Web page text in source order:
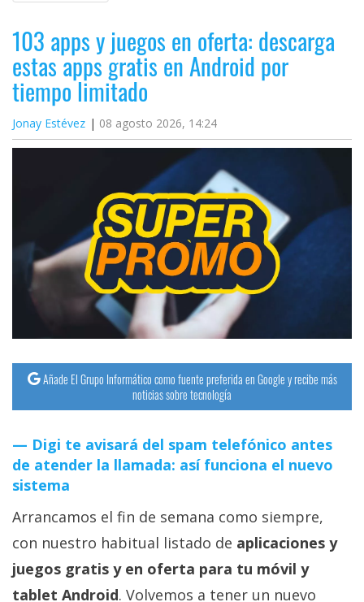
103 apps y juegos en oferta: descarga
estas apps gratis en Android por
tiempo limitado
Jonay Estévez 08 agosto 2026, 14:24
Añade El Grupo Informático como fuente preferida en Google y recibe más
noticias sobre tecnología
Digi te avisará del spam telefónico antes
de atender la llamada: así funciona el nuevo
sistema
Arrancamos el fin de semana como siempre,
con nuestro habitual listado de aplicaciones y
juegos gratis y en oferta para tu móvil y
tablet Android. Volvemos a tener un nuevo